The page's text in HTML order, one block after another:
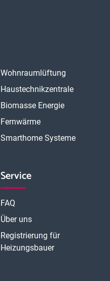
Wohnraumlüftung
Haustechnikzentrale
Biomasse Energie
Fernwärme
Smarthome Systeme
Service
FAQ
Über uns
Registrierung für
Heizungsbauer